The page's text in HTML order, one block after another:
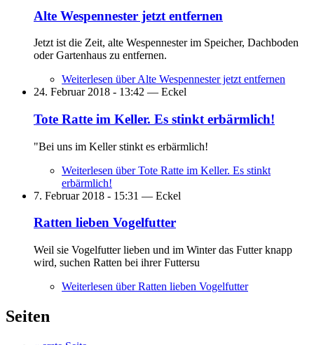
Alte Wespennester jetzt entfernen
Jetzt ist die Zeit, alte Wespennester im Speicher, Dachboden
oder Gartenhaus zu entfernen.
Weiterlesen über Alte Wespennester jetzt entfernen
24. Februar 2018 - 13:42 — Eckel
Tote Ratte im Keller. Es stinkt erbärmlich!
"Bei uns im Keller stinkt es erbärmlich!
Weiterlesen über Tote Ratte im Keller. Es stinkt
erbärmlich!
7. Februar 2018 - 15:31 — Eckel
Ratten lieben Vogelfutter
Weil sie Vogelfutter lieben und im Winter das Futter knapp
wird, suchen Ratten bei ihrer Futtersu
Weiterlesen über Ratten lieben Vogelfutter
Seiten